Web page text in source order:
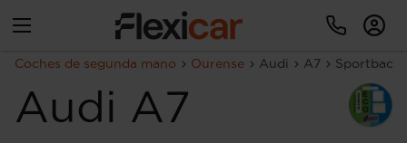
Coches de segunda mano Ourense Audi A7 Sportback
Audi A7